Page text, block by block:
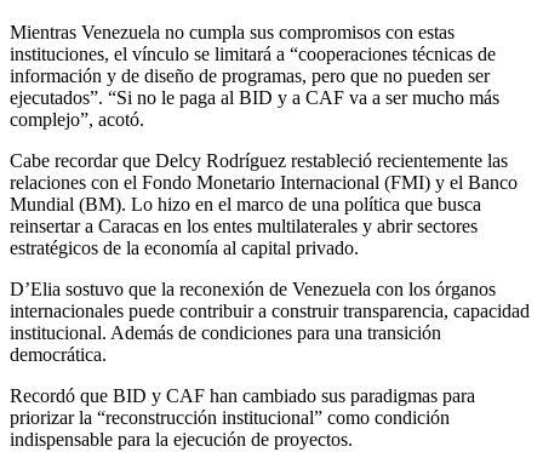
Mientras Venezuela no cumpla sus compromisos con estas
instituciones, el vínculo se limitará a “cooperaciones técnicas de
información y de diseño de programas, pero que no pueden ser
ejecutados”. “Si no le paga al BID y a CAF va a ser mucho más
complejo”, acotó.
Cabe recordar que Delcy Rodríguez restableció recientemente las
relaciones con el Fondo Monetario Internacional (FMI) y el Banco
Mundial (BM). Lo hizo en el marco de una política que busca
reinsertar a Caracas en los entes multilaterales y abrir sectores
estratégicos de la economía al capital privado.
D’Elia sostuvo que la reconexión de Venezuela con los órganos
internacionales puede contribuir a construir transparencia, capacidad
institucional. Además de condiciones para una transición
democrática.
Recordó que BID y CAF han cambiado sus paradigmas para
priorizar la “reconstrucción institucional” como condición
indispensable para la ejecución de proyectos.